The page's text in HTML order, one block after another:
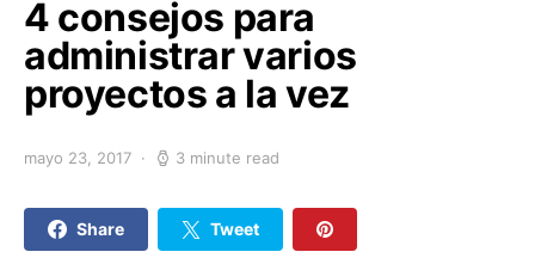
4 consejos para
administrar varios
proyectos a la vez
mayo 23, 2017 3 minute read
Share Tweet